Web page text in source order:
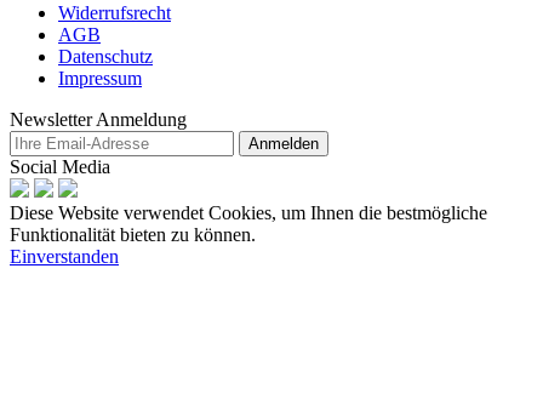
Widerrufsrecht
AGB
Datenschutz
Impressum
Newsletter Anmeldung
Anmelden
Social Media
Diese Website verwendet Cookies, um Ihnen die bestmögliche
Funktionalität bieten zu können.
Einverstanden